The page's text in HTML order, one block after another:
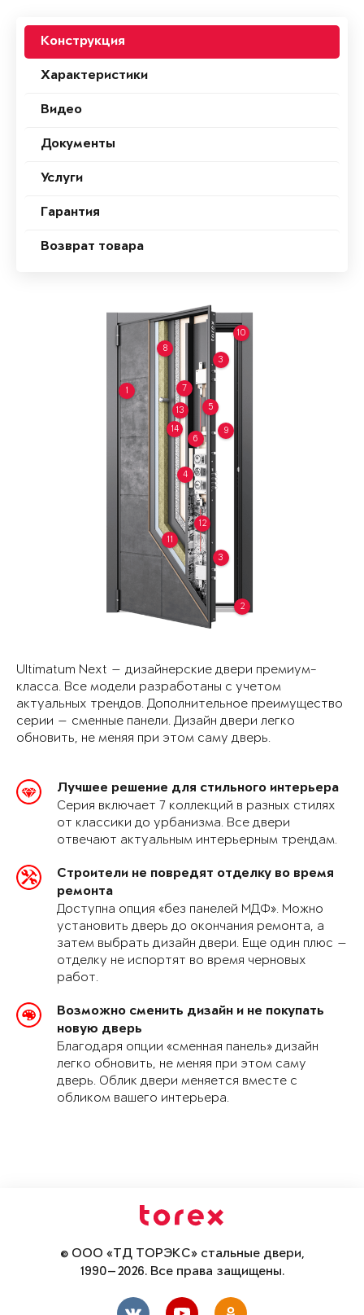
Конструкция
Характеристики
Видео
Документы
Услуги
Гарантия
Возврат товара
1
2
3
3
4
5
6
7
8
9
10
11
12
13
14
Ultimatum Next — дизайнерские двери премиум-
класса. Все модели разработаны с учетом
актуальных трендов. Дополнительное преимущество
серии — сменные панели. Дизайн двери легко
обновить, не меняя при этом саму дверь.
Лучшее решение для стильного интерьера
Серия включает 7 коллекций в разных стилях
от классики до урбанизма. Все двери
отвечают актуальным интерьерным трендам.
Строители не повредят отделку во время
ремонта
Доступна опция «без панелей МДФ». Можно
установить дверь до окончания ремонта, а
затем выбрать дизайн двери. Еще один плюс —
отделку не испортят во время черновых
работ.
Возможно сменить дизайн и не покупать
новую дверь
Благодаря опции «сменная панель» дизайн
легко обновить, не меняя при этом саму
дверь. Облик двери меняется вместе с
обликом вашего интерьера.
© ООО «ТД ТОРЭКС» стальные двери,
1990—2026. Все права защищены.